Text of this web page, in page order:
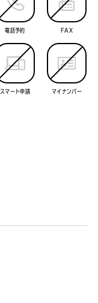
電話予約 FAX
スマート申請 マイナンバー